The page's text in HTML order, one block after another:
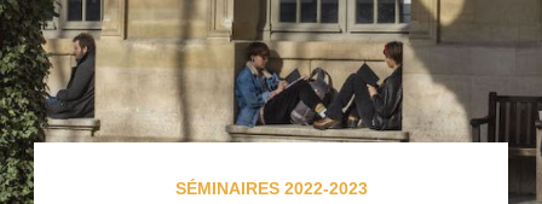
SÉMINAIRES 2022-2023